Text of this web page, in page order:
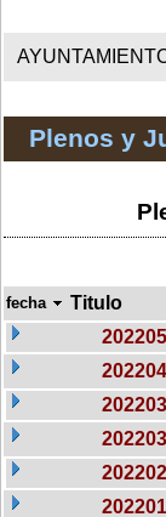
Plenos y
fecha Titulo